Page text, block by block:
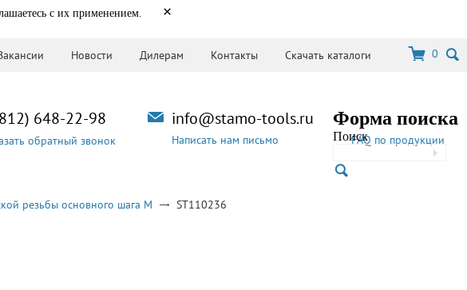
с их применением. ×
Новости Дилерам Контакты Скачать каталоги 0
Форма поиска
ПоискFAQ по продукции
info@stamo-tools.ru
Написать нам письмо
648-22-98
обратный звонок
резьбы основного шага M ST110236